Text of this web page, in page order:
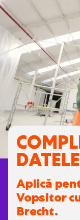
DATELE
Aplică
Vopsitor
Brecht.